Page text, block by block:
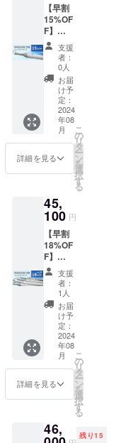
があり
ます。
の発送
費用は
ご負担
をお願
いいた
しま
す。 ※
ご注文
状況、
使用部
材の供
給状
況、製
造工程
上の都
合等に
荷時期
が遅れ
る場合
があり
ます。
ロ」と
同じサ
イズと
なりま
す。 ※
こちら
の商品
は万が
一破損
した時
でも全
て修理
に対応
りま
す。 修
の商品
の発送
費用は
ご負担
をお願
いいた
しま
す。 ※
ご注文
状況、
使用部
材の供
給状
況、製
造工程
上の都
合等に
より出
荷時期
る場合
があり
ABS樹
脂
バイヤ
ス部：
ポリエ
ステル
100％
ラー：
白×グ
レー ※
ホワイ
ズご愛
用者の
みの
「カ
テール
ピッコ
ロ」と
同じサ
イズと
なりま
す。 ※
こちら
の商品
は万が
一破損
した時
でも全
に対応
してお
す。 修
理の際
んだ長
さ 約62
ｃｍ ハ
ンドル
ABS樹
脂
バイヤ
ス部：
ポリエ
ステル
100％
シル
バー ※
ズご愛
用者の
方には
おなじ
みの
「カ
テール
ピッコ
ロ」と
同じサ
イズと
なりま
す。 ※
こちら
の商品
一破損
した時
に対応
態：手
開き長
傘 重
さ：約
383ｇ
中棒：
φ10ｍ
ｍアル
ミパイ
プ製／
実行直
径：約
84ｃｍ
親受
47cm(F
RP製)8
本／畳
んだ長
さ 約62
ｃｍ ハ
ンドル
ABS樹
脂
バイヤ
ス部：
ポリエ
ステル
100％
白×ブ
ルー ※
ズご愛
ECOOL
日傘
（コン
パクト
タイ
プ）」
白×ピン
クを1本
お送り
しま
す。
［一般
販売予
定価格
F］ 生
産国：
日本 形
態：手
開き長
傘 重
さ：約
383ｇ
中棒：
φ10ｍ
ｍアル
ミパイ
プ製／
実行直
径：約
84ｃｍ
親受
47cm(F
【早割
15%OF
F】
23,400
円（税
込、送
料込）
「SPAC
ECOOL
日傘
（コン
パクト
タイ
プ）」
白×グ
レー 熱
に逃が
す日傘
「SPAC
ECOOL
日傘
（コン
パクト
タイ
プ）」
白×グ
レーを1
本お送
りしま
す。
［一般
販売予
定価格
F］ 生
産国：
支援
者：
0人
お届
け予
定：
2024
年08
月
詳細を見る
こ
の
リ
タ
ー
ン
を
選
択
す
る
45,
100 円
【早割
18%OF
F】
45,100
円（税
込、送
料込）
熱を宇
宙に逃
がす日
「SPAC
ECOOL
日傘
（コン
パクト
プ）」
のペア
支援
者：
1人
お届
け予
定：
2024
年08
月
詳細を見る
こ
の
リ
タ
ー
ン
を
選
択
す
る
46, 残り15